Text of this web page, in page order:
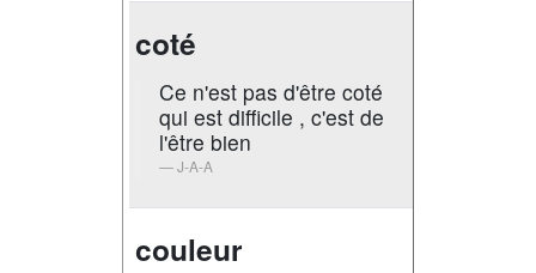
coté
Ce n'est pas d'être coté
qui est difficile , c'est de
l'être bien
J-A-A
couleur